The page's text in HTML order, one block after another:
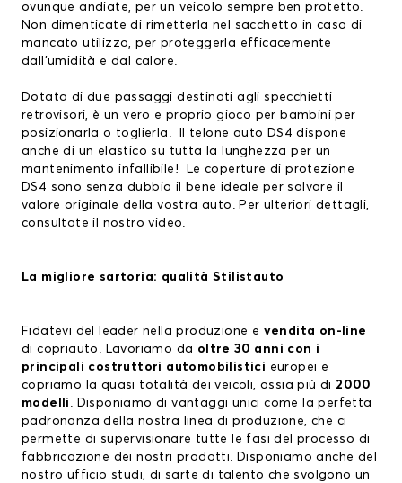
ovunque andiate, per un veicolo sempre ben protetto.
Non dimenticate di rimetterla nel sacchetto in caso di
mancato utilizzo, per proteggerla efficacemente
dall’umidità e dal calore.
Dotata di due passaggi destinati agli specchietti
retrovisori, è un vero e proprio gioco per bambini per
posizionarla o toglierla. Il telone auto DS4 dispone
anche di un elastico su tutta la lunghezza per un
mantenimento infallibile! Le coperture di protezione
DS4 sono senza dubbio il bene ideale per salvare il
valore originale della vostra auto. Per ulteriori dettagli,
consultate il nostrovideo.
La migliore sartoria: qualità Stilistauto
Fidatevi del leader nella produzione e vendita on-line
di copriauto. Lavoriamo da oltre 30 anni con i
principali costruttori automobilistici europei e
copriamo la quasi totalità dei veicoli, ossia più di 2000
modelli . Disponiamo di vantaggi unici come la perfetta
padronanza della nostra linea di produzione, che ci
permette di supervisionare tutte le fasi del processo di
fabbricazione dei nostri prodotti. Disponiamo anche del
nostro ufficio studi, di sarte di talento che svolgono un